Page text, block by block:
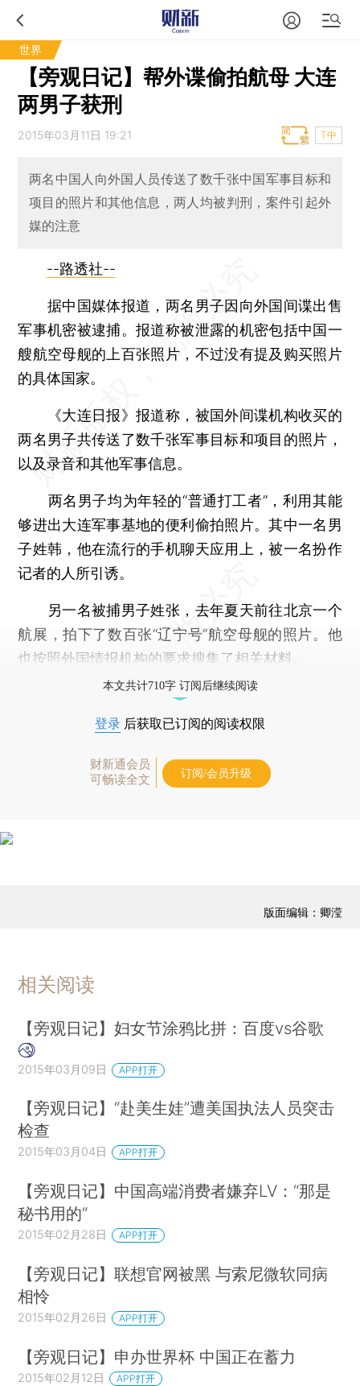
世界
【旁观日记】帮外谍偷拍航母 大连
两男子获刑
2015年03月11日 19:21 T中
两名中国人向外国人员传送了数千张中国军事目标和
项目的照片和其他信息，两人均被判刑，案件引起外
媒的注意
--路透社--
据中国媒体报道，两名男子因向外国间谍出售
军事机密被逮捕。报道称被泄露的机密包括中国一
艘航空母舰的上百张照片，不过没有提及购买照片
的具体国家。
《大连日报》报道称，被国外间谍机构收买的
两名男子共传送了数千张军事目标和项目的照片，
以及录音和其他军事信息。
两名男子均为年轻的“普通打工者”，利用其能
够进出大连军事基地的便利偷拍照片。其中一名男
子姓韩，他在流行的手机聊天应用上，被一名扮作
记者的人所引诱。
另一名被捕男子姓张，去年夏天前往北京一个
航展，拍下了数百张“辽宁号”航空母舰的照片。他
也按照外国情报机构的要求搜集了相关材料。
本文共计710字 订阅后继续阅读
登录 后获取已订阅的阅读权限
财新通会员
可畅读全文
订阅/会员升级
版面编辑：卿滢
相关阅读
【旁观日记】妇女节涂鸦比拼：百度vs谷歌
2015年03月09日 APP打开
【旁观日记】“赴美生娃”遭美国执法人员突击
检查
2015年03月04日 APP打开
【旁观日记】中国高端消费者嫌弃LV：“那是
秘书用的“
2015年02月28日 APP打开
【旁观日记】联想官网被黑 与索尼微软同病
相怜
2015年02月26日 APP打开
【旁观日记】申办世界杯 中国正在蓄力
2015年02月12日 APP打开